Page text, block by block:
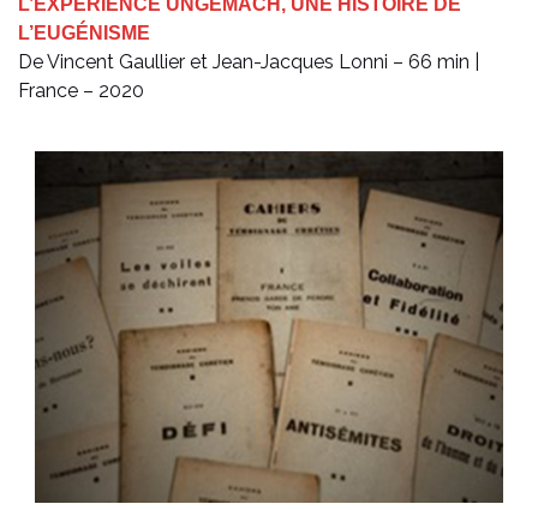
L’EUGÉNISME
De Vincent Gaullier et Jean-Jacques Lonni – 66 min |
France – 2020